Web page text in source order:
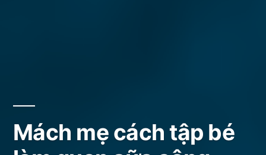
Mách mẹ cách tập bé